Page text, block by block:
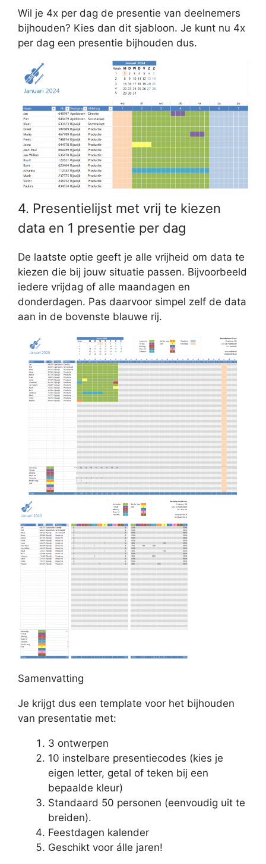
Wil je 4x per dag de presentie van deelnemers
bijhouden? Kies dan dit sjabloon. Je kunt nu 4x
per dag een presentie bijhouden dus.
4. Presentielijst met vrij te kiezen
data en 1 presentie per dag
De laatste optie geeft je alle vrijheid om data te
kiezen die bij jouw situatie passen. Bijvoorbeeld
iedere vrijdag of alle maandagen en
donderdagen. Pas daarvoor simpel zelf de data
aan in de bovenste blauwe rij.
Samenvatting
Je krijgt dus een template voor het bijhouden
van presentatie met:
3 ontwerpen
10 instelbare presentiecodes (kies je
eigen letter, getal of teken bij een
bepaalde kleur)
Standaard 50 personen (eenvoudig uit te
breiden).
Feestdagen kalender
Geschikt voor álle jaren!